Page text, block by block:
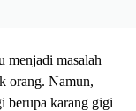
menjadi masalah
orang. Namun,
berupa karang gigi